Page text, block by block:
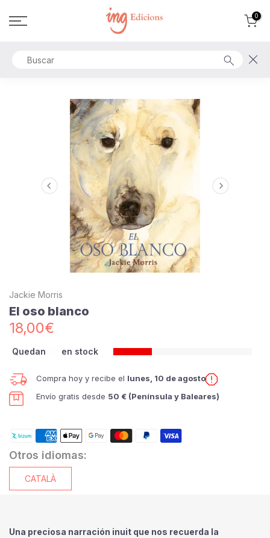
al
0
Jackie Morris
El oso blanco
18,00€
Quedan en stock
Compra hoy y recibe el lunes, 10 de agosto
Envío gratis desde 50 € (Península y Baleares)
Otros idiomas:
CATALÀ
Una preciosa narración inuit que nos recuerda la